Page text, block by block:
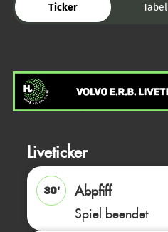
Ticker
Liveticker
30'
Abpfiff
Spiel beendet